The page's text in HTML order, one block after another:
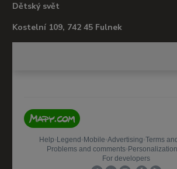
Dětský svět
Kostelní 109, 742 45 Fulnek